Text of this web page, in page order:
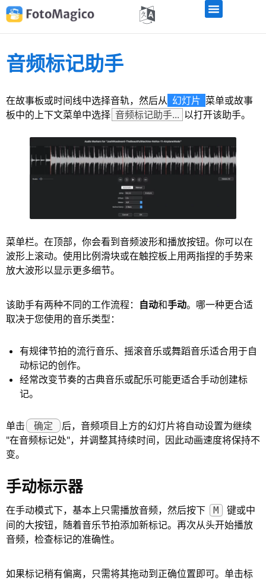
音频标记助手
在故事板或时间线中选择音轨，然后从 幻灯片 菜单或故事
板中的上下文菜单中选择 音频标记助手... 以打开该助手。
菜单栏。在顶部，你会看到音频波形和播放按钮。你可以在
波形上滚动。使用比例滑块或在触控板上用两指捏的手势来
放大波形以显示更多细节。
该助手有两种不同的工作流程： 自动和手动。哪一种更合适
取决于您使用的音乐类型：
有规律节拍的流行音乐、摇滚音乐或舞蹈音乐适合用于自
动标记的创作。
经常改变节奏的古典音乐或配乐可能更适合手动创建标
记。
单击 确定
后，音频项目上方的幻灯片将自动设置为继续
"在音频标记处"，并调整其持续时间，因此动画速度将保持不
变。
手动标示器
在手动模式下，基本上只需播放音频，然后按下 M
键或中
间的大按钮，随着音乐节拍添加新标记。再次从头开始播放
音频，检查标记的准确性。
如果标记稍有偏离，只需将其拖动到正确位置即可。单击标